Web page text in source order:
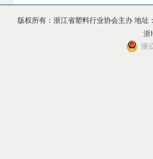
版权所有：浙江省塑料行业协会主办 地
浙
浙